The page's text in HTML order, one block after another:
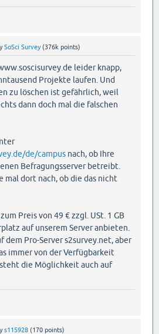
SoSci Survey (376k points)
leider knapp,
Projekte laufen. Und
zu löschen ist gefährlich, weil
dann doch mal die falschen
de/campus nach, ob Ihre
Befragungsserver betreibt.
mal dort nach, ob die das nicht
Preis von 49 € zzgl. USt. 1 GB
auf unserem Server anbieten.
dem Pro-Server s2survey.net, aber
immer von der Verfügbarkeit
die Möglichkeit auch auf
s115928 (170 points)